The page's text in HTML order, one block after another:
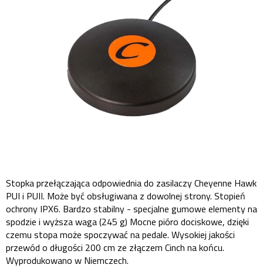
Stopka przełączająca odpowiednia do zasilaczy Cheyenne Hawk
PUI i PUII. Może być obsługiwana z dowolnej strony. Stopień
ochrony IPX6. Bardzo stabilny - specjalne gumowe elementy na
spodzie i wyższa waga (245 g) Mocne pióro dociskowe, dzięki
czemu stopa może spoczywać na pedale. Wysokiej jakości
przewód o długości 200 cm ze złączem Cinch na końcu.
Wyprodukowano w Niemczech.